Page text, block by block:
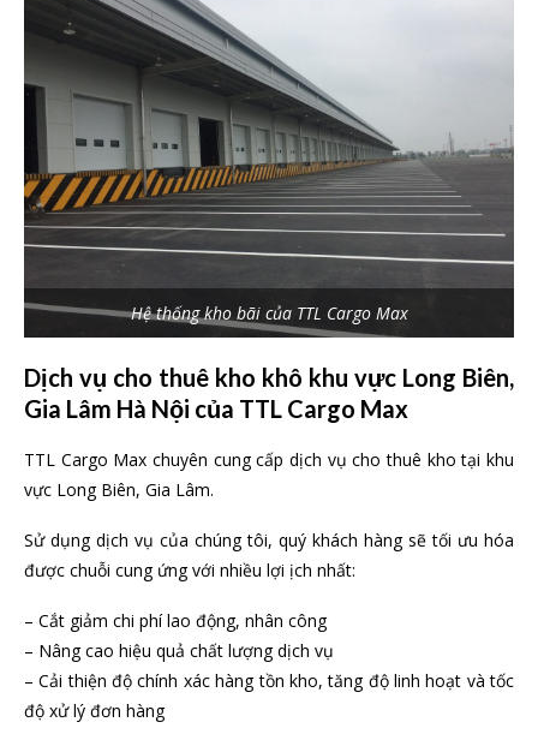
Hệ thống kho bãi của TTL Cargo Max
Dịch vụ cho thuê kho khô khu vực Long Biên,
Gia Lâm Hà Nội của TTL Cargo Max
TTL Cargo Max chuyên cung cấp dịch vụ cho thuê kho tại khu
vực Long Biên, Gia Lâm.
Sử dụng dịch vụ của chúng tôi, quý khách hàng sẽ tối ưu hóa
được chuỗi cung ứng với nhiều lợi ịch nhất:
– Cắt giảm chi phí lao động, nhân công
– Nâng cao hiệu quả chất lượng dịch vụ
– Cải thiện độ chính xác hàng tồn kho, tăng độ linh hoạt và tốc
độ xử lý đơn hàng